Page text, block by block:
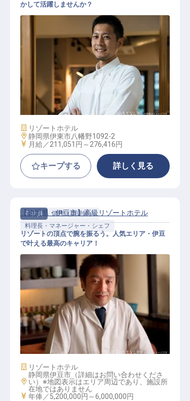
洋食副料理長候補
かして活躍しませんか？
施設業態
リゾートホテル
勤務地
静岡県伊東市八幡野1092-2
給与
月給／211,051円～ 276,416円
キープする 詳しく見る
正社員
調理（調理師）
料理長・マネージャー・シェフ
料理長│ハイレベル求人／年収520万
以上／マネージャー以上
【静岡県・伊豆市】高級リゾートホテル
リゾートの頂点で腕を振るう。人気エリア・伊豆
で叶える最高のキャリア！
施設業態
リゾートホテル
勤務地
静岡県伊豆市（詳細はお問い合わせくださ
い）※地図表示はエリア周辺であり、施設所
在地ではありません
給与
年俸／5,200,000円～6,000,000円